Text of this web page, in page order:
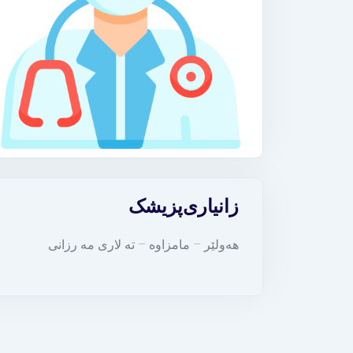
پزیشکزانیاری
هەولێر – مامزاوه – ته لاری مه رزانی